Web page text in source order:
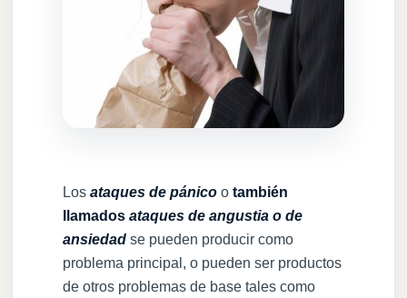
Los ataques de pánicoo también
llamados ataques de angustia o de
ansiedad se pueden producir como
problema principal, o pueden ser productos
de otros problemas de base tales como